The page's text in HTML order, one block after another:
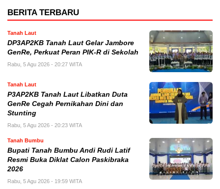
BERITA TERBARU
Tanah Laut
DP3AP2KB Tanah Laut Gelar Jambore
GenRe, Perkuat Peran PIK-R di Sekolah
Rabu, 5 Agu 2026 - 20:27 WITA
Tanah Laut
P3AP2KB Tanah Laut Libatkan Duta
GenRe Cegah Pernikahan Dini dan
Stunting
Rabu, 5 Agu 2026 - 20:23 WITA
Tanah Bumbu
Bupati Tanah Bumbu Andi Rudi Latif
Resmi Buka Diklat Calon Paskibraka
2026
Rabu, 5 Agu 2026 - 19:59 WITA